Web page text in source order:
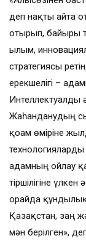
деп нақты айта
отырып, байырғы
ғылым,
стратегиясы
ерекшелігі –
Интеллектуалды
Жаһанданудың
қоғам өміріне
адамның ойлау
тіршілігіне
орайда
Қазақстан, заң
мән берілген»,